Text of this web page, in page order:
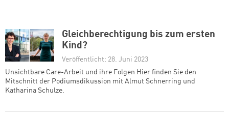
Gleichberechtigung bis zum ersten
Kind?
Veröffentlicht: 28. Juni 2023
Unsichtbare Care-Arbeit und ihre Folgen Hier finden Sie den
Mitschnitt der Podiumsdikussion mit Almut Schnerring und
Katharina Schulze.